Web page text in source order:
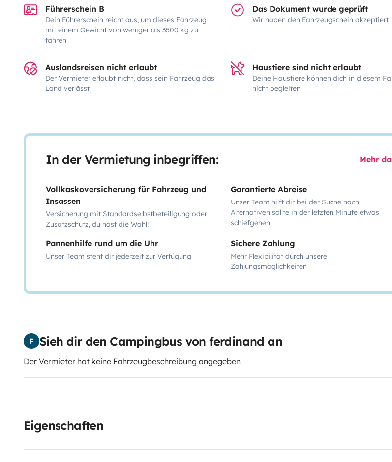
Führerschein B
Dein Führerschein reicht aus, um dieses Fahrzeug
mit einem Gewicht von weniger als 3500 kg zu
fahren
Das Dokument wurde geprüft
Wir haben den Fahrzeugschein akzeptiert
Auslandsreisen nicht erlaubt
Der Vermieter erlaubt nicht, dass sein Fahrzeug das
Land verlässt
Haustiere sind nicht erlaubt
Deine Haustiere können dich in diesem
nicht begleiten
In der Vermietung inbegriffen: Mehr
Vollkaskoversicherung für Fahrzeug und
Insassen
Versicherung mit Standardselbstbeteiligung oder
Zusatzschutz, du hast die Wahl!
Garantierte Abreise
Unser Team hilft dir bei der Suche nach
Alternativen sollte in der letzten Minute etwas
schiefgehen
Pannenhilfe rund um die Uhr
Unser Team steht dir jederzeit zur Verfügung
Sichere Zahlung
Mehr Flexibilität durch unsere
Zahlungsmöglichkeiten
F Sieh dir den Campingbus von ferdinand an
Der Vermieter hat keine Fahrzeugbeschreibung angegeben
Eigenschaften